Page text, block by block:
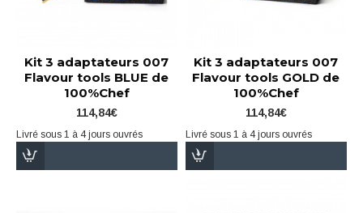
Kit 3 adaptateurs 007
Flavour tools BLUE de
100%Chef
114,84€
Livré sous 1 à 4 jours ouvrés
Kit 3 adaptateurs 007
Flavour tools GOLD de
100%Chef
114,84€
Livré sous 1 à 4 jours ouvrés